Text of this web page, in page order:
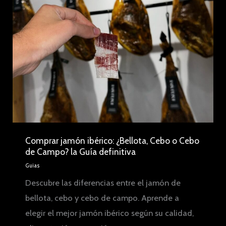
Comprar jamón ibérico: ¿Bellota, Cebo o Cebo
de Campo? la Guía definitiva
Guias
Descubre las diferencias entre el jamón de
bellota, cebo y cebo de campo. Aprende a
elegir el mejor jamón ibérico según su calidad,